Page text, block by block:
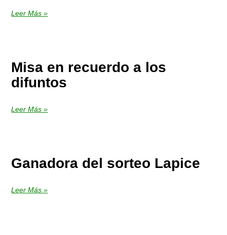
Leer Más »
Misa en recuerdo a los
difuntos
Leer Más »
Ganadora del sorteo Lapice
Leer Más »